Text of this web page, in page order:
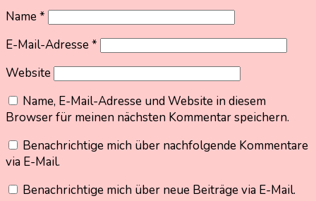
Name*
E-Mail-Adresse*
Website
Name, E-Mail-Adresse und Website in diesem
Browser für meinen nächsten Kommentar speichern.
Benachrichtige mich über nachfolgende Kommentare
via E-Mail.
Benachrichtige mich über neue Beiträge via E-Mail.